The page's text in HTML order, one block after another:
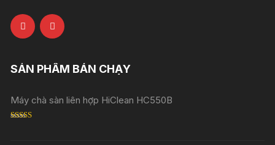
SẢN PHẨM BÁN CHẠY
Máy chà sàn liên hợp HiClean HC550B